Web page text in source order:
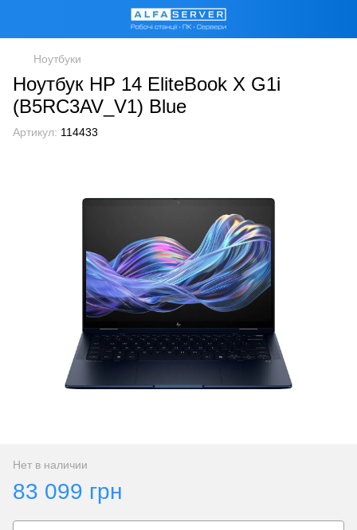
Ноутбуки
Ноутбук HP 14 EliteBook X G1i
(B5RC3AV_V1) Blue
Артикул: 114433
Нет в наличии
83 099 грн